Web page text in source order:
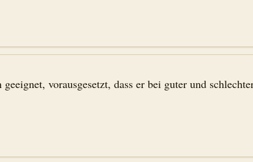
vorausgesetzt, dass er bei guter und